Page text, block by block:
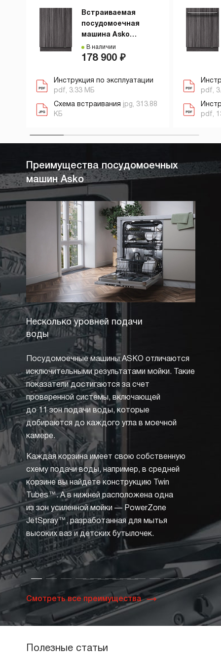
Встраиваемая
посудомоечная
машина Asko
DFI747U/1
В наличии
178 900 ₽
Инструкция по эксплуатации
pdf, 3.33 МБ
Схема встраивания
jpg, 313.88
КБ
pdf,
pdf,
Преимущества посудомоечных
машин Asko
Несколько уровней подачи
воды
Посудомоечные машины ASKO отличаются
исключительными результатами мойки. Такие
показатели достигаются за счет
проверенной системы, включающей
до 11 зон подачи воды, которые
добираются до каждого угла в моечной
камере.
Каждая корзина имеет свою собственную
схему подачи воды, например, в средней
корзине вы найдете конструкцию Twin
Tubes™. А в нижней расположена одна
из зон усиленной мойки — PowerZone
JetSpray™, разработанная для мытья
высоких ваз и детских бутылочек.
Смотреть все преимущества
Полезные статьи